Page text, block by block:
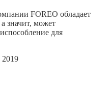
FOREO обладает
значит, может
для